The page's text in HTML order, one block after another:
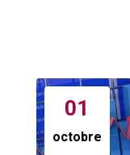
01
octobre